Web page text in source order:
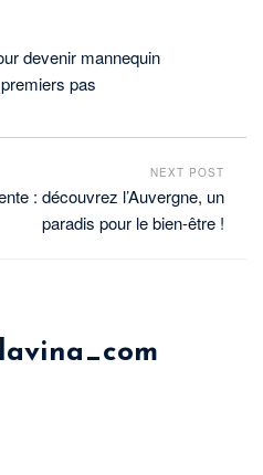
devenir mannequin
pas
NEXT POST
: découvrez l’Auvergne, un
paradis pour le bien-être !